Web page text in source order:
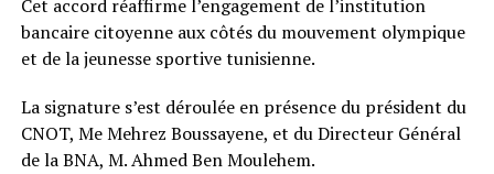
Cet accord réaffirme l’engagement de l’institution
bancaire citoyenne aux côtés du mouvement olympique
et de la jeunesse sportive tunisienne.
La signature s’est déroulée en présence du président du
CNOT, Me Mehrez Boussayene, et du Directeur Général
de la BNA, M. Ahmed Ben Moulehem.